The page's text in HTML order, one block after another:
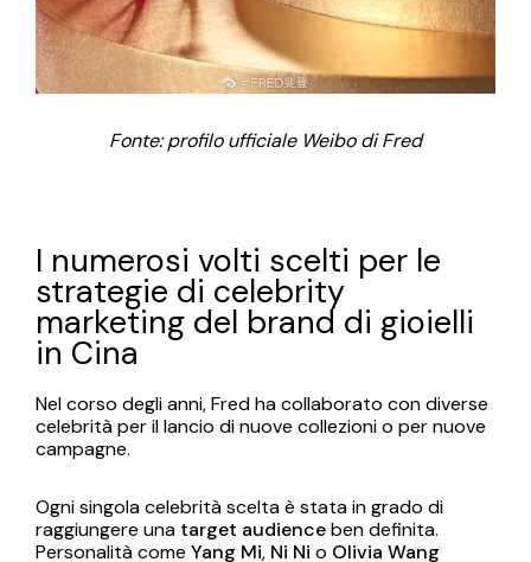
Fonte: profilo ufficiale Weibo di Fred
I numerosi volti scelti per le
strategie di celebrity
marketing del brand di gioielli
in Cina
Nel corso degli anni, Fred ha collaborato con diverse
celebrità per il lancio di nuove collezioni o per nuove
campagne.
Ogni singola celebrità scelta è stata in grado di
raggiungere una target audienceben definita.
Personalità come Yang Mi, Ni Ni o Olivia Wang